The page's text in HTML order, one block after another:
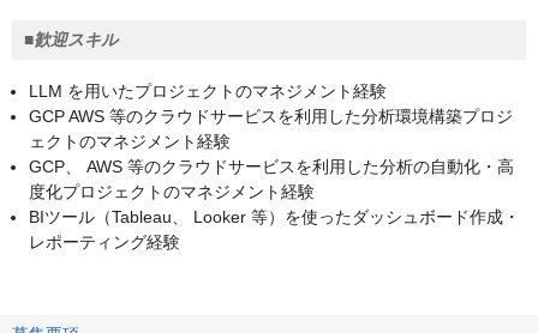
■歓迎スキル
LLM を用いたプロジェクトのマネジメント経験
GCP AWS 等のクラウドサービスを利用した分析環境構築プロジ
ェクトのマネジメント経験
GCP、 AWS 等のクラウドサービスを利用した分析の自動化・高
度化プロジェクトのマネジメント経験
BIツール（Tableau、 Looker 等）を使ったダッシュボード作成・
レポーティング経験